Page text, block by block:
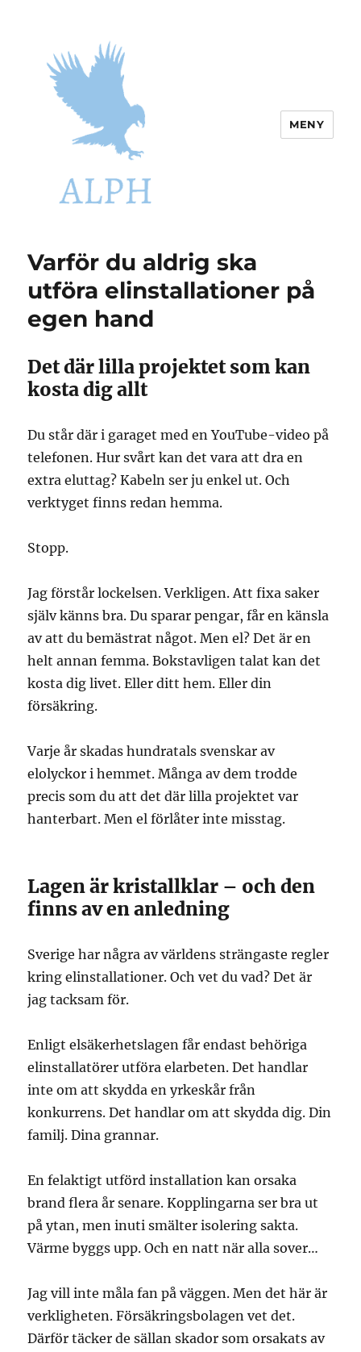
MENY
Varför du aldrig ska
utföra elinstallationer på
egen hand
Det där lilla projektet som kan
kosta dig allt
Du står där i garaget med en YouTube-video på
telefonen. Hur svårt kan det vara att dra en
extra eluttag? Kabeln ser ju enkel ut. Och
verktyget finns redan hemma.
Stopp.
Jag förstår lockelsen. Verkligen. Att fixa saker
själv känns bra. Du sparar pengar, får en känsla
av att du bemästrat något. Men el? Det är en
helt annan femma. Bokstavligen talat kan det
kosta dig livet. Eller ditt hem. Eller din
försäkring.
Varje år skadas hundratals svenskar av
elolyckor i hemmet. Många av dem trodde
precis som du att det där lilla projektet var
hanterbart. Men el förlåter inte misstag.
Lagen är kristallklar – och den
finns av en anledning
Sverige har några av världens strängaste regler
kring elinstallationer. Och vet du vad? Det är
jag tacksam för.
Enligt elsäkerhetslagen får endast behöriga
elinstallatörer utföra elarbeten. Det handlar
inte om att skydda en yrkeskår från
konkurrens. Det handlar om att skydda dig. Din
familj. Dina grannar.
En felaktigt utförd installation kan orsaka
brand flera år senare. Kopplingarna ser bra ut
på ytan, men inuti smälter isolering sakta.
Värme byggs upp. Och en natt när alla sover…
Jag vill inte måla fan på väggen. Men det här är
verkligheten. Försäkringsbolagen vet det.
Därför täcker de sällan skador som orsakats av